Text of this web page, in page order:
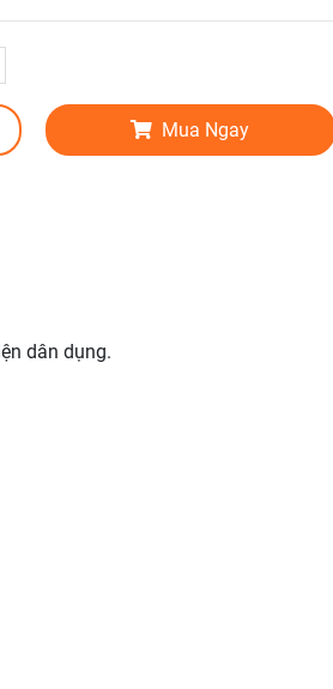
Mua Ngay
dân dụng.